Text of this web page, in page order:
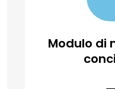
Modulo di